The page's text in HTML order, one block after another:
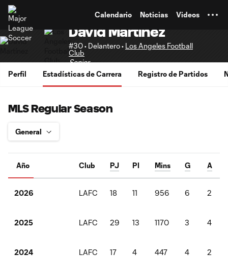
Calendario Noticias Videos
David Martinez
#30 • Delantero • Los Angeles Football
Club
Senior
Perfil
Estadísticas de Carrera Registro de Partidos
MLS Regular Season
Año Club PJ PI Mins G A
2026 LAFC 18 11 956 6 2
2025 LAFC 29 13 1170 3 4
2024 LAFC 17 4 447 4 2